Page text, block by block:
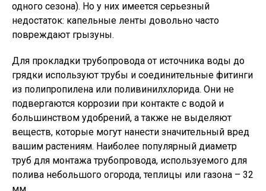
одного сезона). Но у них имеется серьезный
недостаток: капельные ленты довольно часто
повреждают грызуны.
Для прокладки трубопровода от источника воды до
грядки используют трубы и соединительные фитинги
из полипропилена или поливинилхлорида. Они не
подвергаются коррозии при контакте с водой и
большинством удобрений, а также не выделяют
веществ, которые могут нанести значительный вред
вашим растениям. Наиболее популярный диаметр
труб для монтажа трубопровода, используемого для
полива небольшого огорода, теплицы или газона – 32